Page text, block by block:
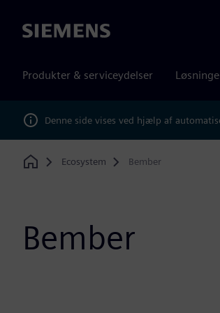
Siemens
Produkter & serviceydelser
Denne side vises ved hjælp af
Home
Ecosystem Bember
Bember